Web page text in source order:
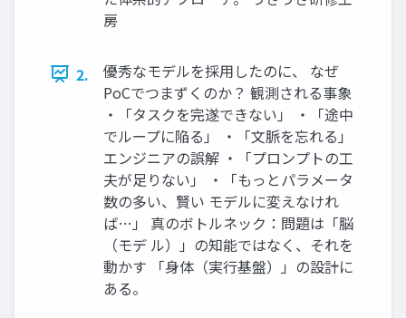
房
2.
優秀なモデルを採用したのに、 なぜ
PoCでつまずくのか？ 観測される事象
・「タスクを完遂できない」 ・「途中
でループに陥る」 ・「文脈を忘れる」
エンジニアの誤解 ・「プロンプトの工
夫が足りない」 ・「もっとパラメータ
数の多い、賢い モデルに変えなけれ
ば…」 真のボトルネック：問題は「脳
（モデ ル）」の知能ではなく、それを
動かす 「身体（実行基盤）」の設計に
ある。